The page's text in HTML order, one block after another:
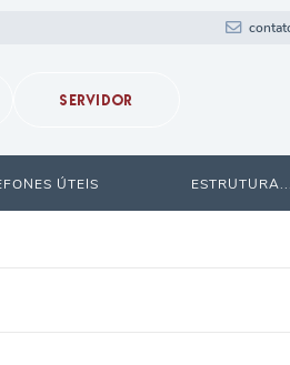
SERVIDOR
ÚTEIS ESTRUTURA...